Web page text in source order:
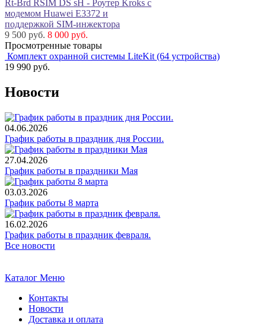
Rt-Brd RSIM DS sH - Роутер Kroks с
модемом Huawei E3372 и
поддержкой SIM-инжектора
9 500 руб. 8 000 руб.
Просмотренные товары
Комплект охранной системы LiteKit (64 устройства)
19 990 руб.
Новости
04.06.2026
График работы в праздник дня России.
27.04.2026
График работы в праздники Мая
03.03.2026
График работы 8 марта
16.02.2026
График работы в праздник февраля.
Все новости
Каталог Меню
Контакты
Новости
Доставка и оплата